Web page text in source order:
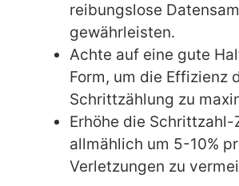
reibungslose
gewährleisten.
Achte auf eine gute
Form, um die Effizienz
Schrittzählung zu
Erhöhe die Schrittzahl-
allmählich um 5-10%
Verletzungen zu